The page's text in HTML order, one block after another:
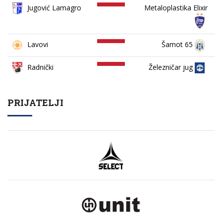
Jugović Lamagro Metaloplastika Elixir
Lavovi Šamot 65
Radnički Železničar jug
PRIJATELJI